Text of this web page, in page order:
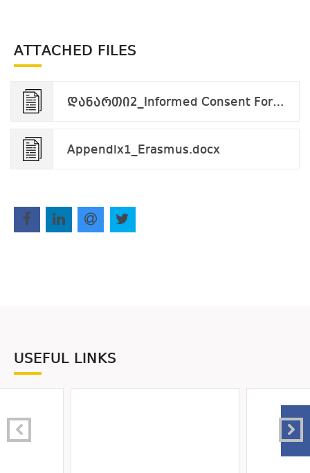
ATTACHED FILES
დანართი2_Informed Consent Form_applicant_v.09.24.pdf
Appendix1_Erasmus.docx
USEFUL LINKS